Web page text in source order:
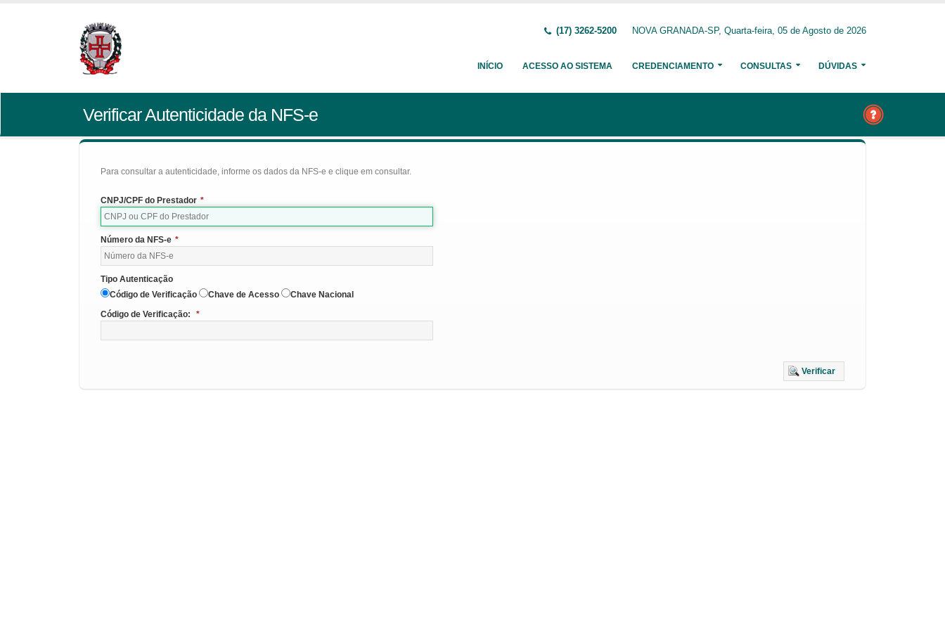
(17) 3262-5200 NOVA GRANADA-SP, Quarta-feira, 05 de Agosto de 2026
INÍCIO ACESSO AO SISTEMA CREDENCIAMENTO CONSULTAS DÚVIDAS
Verificar Autenticidade da NFS-e
Para consultar a autenticidade, informe os dados da NFS-e e clique em consultar.
CNPJ/CPF do Prestador *
Número da NFS-e *
Tipo Autenticação
Código de Verificação
Chave de Acesso
Chave Nacional
Código de Verificação:
*
Verificar